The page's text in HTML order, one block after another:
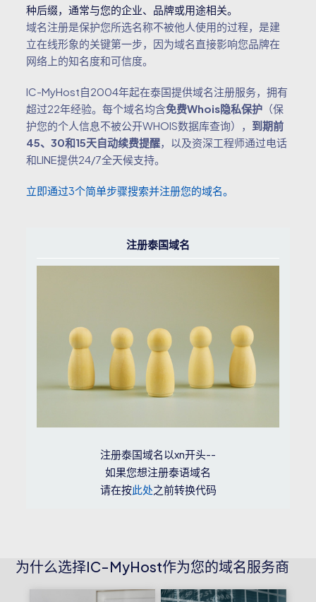
种后缀，通常与您的企业、品牌或用途相关。
域名注册是保护您所选名称不被他人使用的过程，是建
立在线形象的关键第一步，因为域名直接影响您品牌在
网络上的知名度和可信度。
IC-MyHost自2004年起在泰国提供域名注册服务，拥有
超过22年经验。每个域名均含免费Whois隐私保护 （保
护您的个人信息不被公开WHOIS数据库查询）， 到期前
45、30和15天自动续费提醒，以及资深工程师通过电话
和LINE提供24/7全天候支持。
立即通过3个简单步骤搜索并注册您的域名。
注册泰国域名
注册泰国域名以xn开头--
如果您想注册泰语域名
请在按此处之前转换代码
为什么选择IC-MyHost作为您的域名服务商